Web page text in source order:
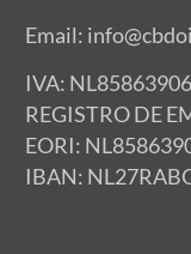
Email:
IVA:
REGISTRO DE
EORI:
IBAN: